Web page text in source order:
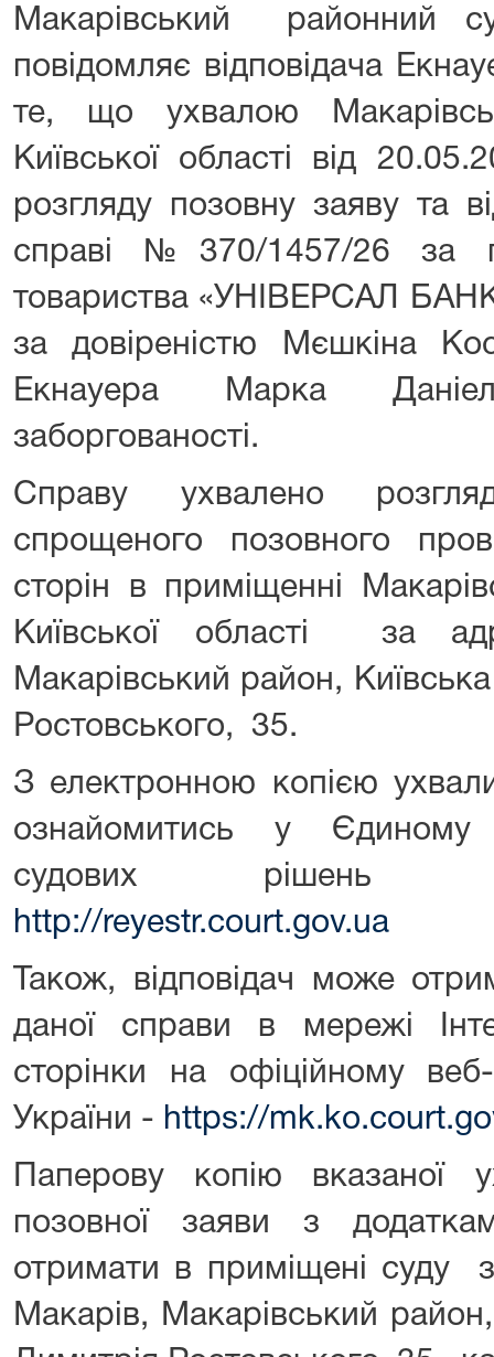
Макарівський районний
повідомляє відповідача
те, що ухвалою
Київської області від
розгляду позовну заяву та
справі №370/1457/26 за
товариства «УНІВЕРСАЛ
за довіреністю Мєшкіна
Екнауера Марка
заборгованості.
Справу ухвалено
спрощеного позовного
сторін в приміщенні
Київської області за
Макарівський район,
Ростовського, 35.
З електронною копією
ознайомитись у Єдиному
судових рішень
http://reyestr.court.gov.ua
Також, відповідач може
даної справи в мережі
сторінки на офіційному
України - https://
Паперову копію вказаної
позовної заяви з
отримати в приміщені суду
Макарів, Макарівський